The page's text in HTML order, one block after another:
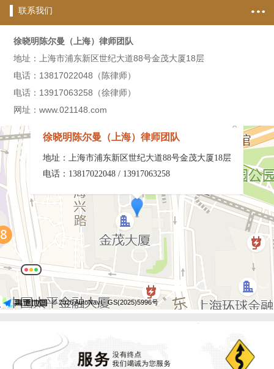
联系我们
徐晓明陈尔曼（上海）律师团队
地址：上海市浦东新区世纪大道88号金茂大厦18层
电话：13817022048（陈律师）
电话：13917063258（徐律师）
网址：www.021148.com